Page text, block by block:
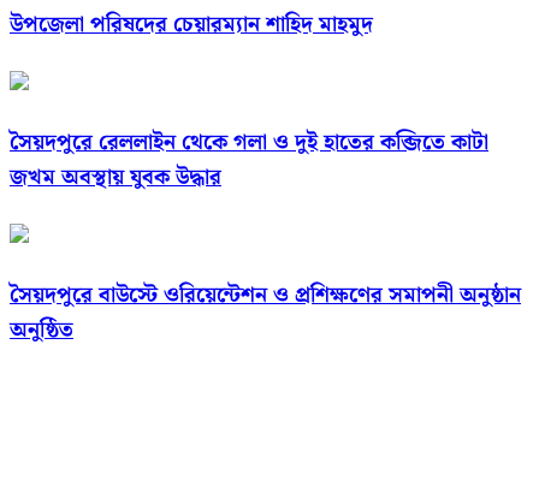
উপজেলা পরিষদের চেয়ারম্যান শাহিদ মাহমুদ
সৈয়দপুরে রেললাইন থেকে গলা ও দুই হাতের কব্জিতে কাটা
জখম অবস্থায় যুবক উদ্ধার
সৈয়দপুরে বাউস্টে ওরিয়েন্টেশন ও প্রশিক্ষণের সমাপনী অনুষ্ঠান
অনুষ্ঠিত